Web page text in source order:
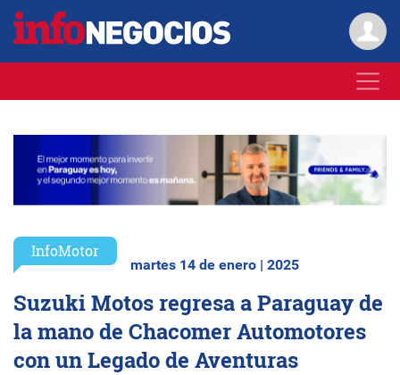
InfoMotor
martes 14 de enero | 2025
Suzuki Motos regresa a Paraguay de
la mano de Chacomer Automotores
con un Legado de Aventuras